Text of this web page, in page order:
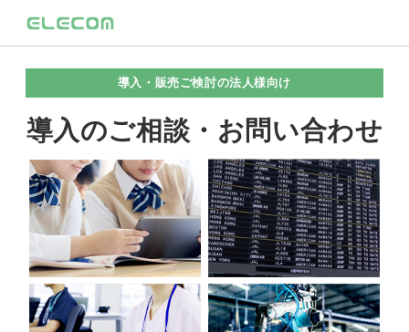
導入・販売ご検討の法人様向け
導入のご相談・お問い合わせ